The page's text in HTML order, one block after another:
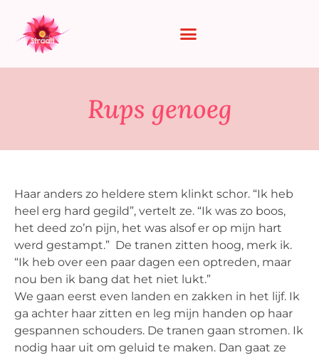
Rups genoeg
Haar anders zo heldere stem klinkt schor. “Ik heb
heel erg hard gegild”, vertelt ze. “Ik was zo boos,
het deed zo’n pijn, het was alsof er op mijn hart
werd gestampt.” De tranen zitten hoog, merk ik.
“Ik heb over een paar dagen een optreden, maar
nou ben ik bang dat het niet lukt.”
We gaan eerst even landen en zakken in het lijf. Ik
ga achter haar zitten en leg mijn handen op haar
gespannen schouders. De tranen gaan stromen. Ik
nodig haar uit om geluid te maken. Dan gaat ze